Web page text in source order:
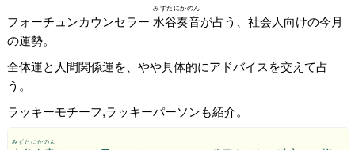
フォーチュンカウンセラー 水谷奏音
みずたにかのん
が占う、社会人向けの今月
の運勢。
全体運と人間関係運を、やや具体的にアドバイスを交えて占
う。
ラッキーモチーフ,ラッキーパーソンも紹介。
みずたにかのん